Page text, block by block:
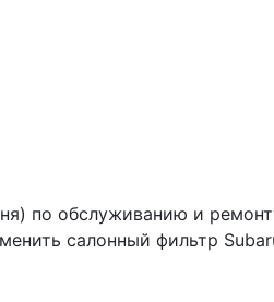
по обслуживанию и
салонный фильтр